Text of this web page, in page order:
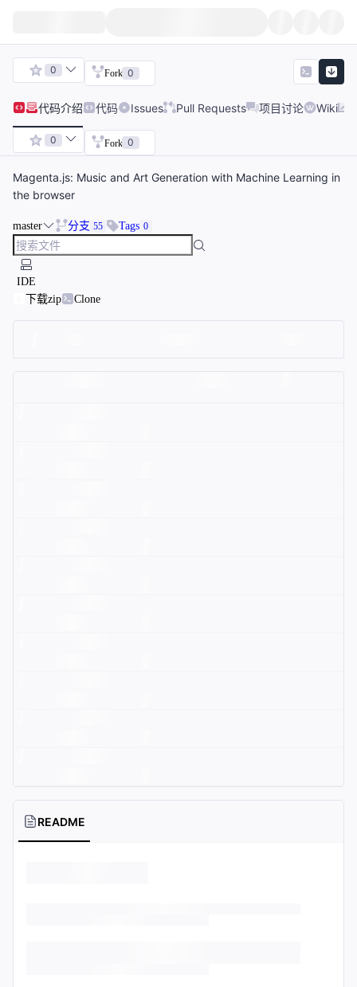
0 Fork 0
代码介绍 代码 Issues Pull Requests 项目讨论 Wiki
0 Fork 0
Magenta.js: Music and Art Generation with Machine Learning in
the browser
master 分支 55 Tags 0
IDE
下载zip
Clone
README